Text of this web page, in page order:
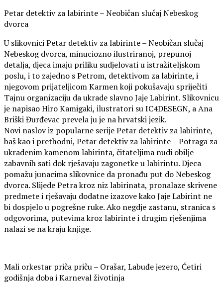
Petar detektiv za labirinte – Neobičan slučaj Nebeskog
dvorca
U slikovnici Petar detektiv za labirinte – Neobičan slučaj
Nebeskog dvorca, minuciozno ilustriranoj, prepunoj
detalja, djeca imaju priliku sudjelovati u istražiteljskom
poslu, i to zajedno s Petrom, detektivom za labirinte, i
njegovom prijateljicom Karmen koji pokušavaju spriječiti
Tajnu organizaciju da ukrade slavno Jaje Labirint. Slikovnicu
je napisao Hiro Kamigaki, ilustratori su IC4DESEGN, a Ana
Briški Đurđevac prevela ju je na hrvatski jezik.
Novi naslov iz popularne serije Petar detektiv za labirinte,
baš kao i prethodni, Petar detektiv za labirinte – Potraga za
ukradenim kamenom labirinta, čitateljima nudi obilje
zabavnih sati dok rješavaju zagonetke u labirintu. Djeca
pomažu junacima slikovnice da pronađu put do Nebeskog
dvorca. Slijede Petra kroz niz labirinata, pronalaze skrivene
predmete i rješavaju dodatne izazove kako Jaje Labirint ne
bi dospjelo u pogrešne ruke. Ako negdje zastanu, stranica s
odgovorima, putevima kroz labirinte i drugim rješenjima
nalazi se na kraju knjige.
Mali orkestar priča priču – Orašar, Labuđe jezero, Četiri
godišnja doba i Karneval životinja